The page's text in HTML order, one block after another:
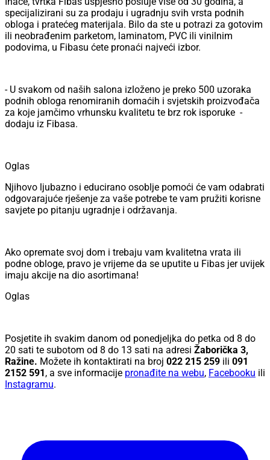
specijalizirani su za prodaju i ugradnju svih vrsta podnih
obloga i pratećeg materijala. Bilo da ste u potrazi za gotovim
ili neobrađenim parketom, laminatom, PVC ili vinilnim
podovima, u Fibasu ćete pronaći najveći izbor.
- U svakom od naših salona izloženo je preko 500 uzoraka
podnih obloga renomiranih domaćih i svjetskih proizvođača
za koje jamčimo vrhunsku kvalitetu te brz rok isporuke -
dodaju iz Fibasa.
Oglas
Njihovo ljubazno i educirano osoblje pomoći će vam odabrati
odgovarajuće rješenje za vaše potrebe te vam pružiti korisne
savjete po pitanju ugradnje i održavanja.
Ako opremate svoj dom i trebaju vam kvalitetna vrata ili
podne obloge, pravo je vrijeme da se uputite u Fibas jer uvijek
imaju akcije na dio asortimana!
Oglas
Posjetite ih svakim danom od ponedjeljka do petka od 8 do
20 sati te subotom od 8 do 13 sati na adresi Žaborička 3,
Ražine. Možete ih kontaktirati na broj 022 215 259 ili 091
2152 591 , a sve informacije pronađite na webu, Facebooku ili
Instagramu.